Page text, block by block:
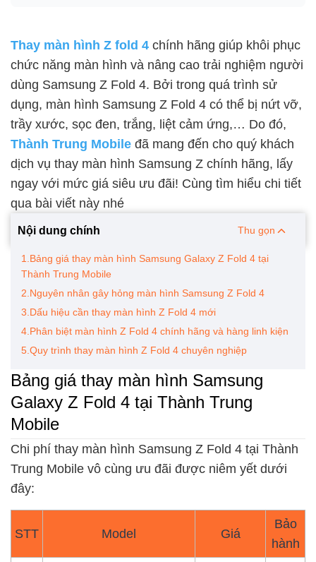
Thay màn hình Z fold 4 chính hãng giúp khôi phục
chức năng màn hình và nâng cao trải nghiệm người
dùng Samsung Z Fold 4. Bởi trong quá trình sử
dụng, màn hình Samsung Z Fold 4 có thể bị nứt vỡ,
trầy xước, sọc đen, trắng, liệt cảm ứng,… Do đó,
Thành Trung Mobile đã mang đến cho quý khách
dịch vụ thay màn hình Samsung Z chính hãng, lấy
ngay với mức giá siêu ưu đãi! Cùng tìm hiểu chi tiết
qua bài viết này nhé
Nội dung chính Thu gọn
1.Bảng giá thay màn hình Samsung Galaxy Z Fold 4 tại
Thành Trung Mobile
2.Nguyên nhân gây hỏng màn hình Samsung Z Fold 4
3.Dấu hiệu cần thay màn hình Z Fold 4 mới
4.Phân biệt màn hình Z Fold 4 chính hãng và hàng linh kiện
5.Quy trình thay màn hình Z Fold 4 chuyên nghiệp
Bảng giá thay màn hình Samsung
Galaxy Z Fold 4 tại Thành Trung
Mobile
Chi phí thay màn hình Samsung Z Fold 4 tại Thành
Trung Mobile vô cùng ưu đãi được niêm yết dưới
đây:
STT Model Giá
Bảo
hành